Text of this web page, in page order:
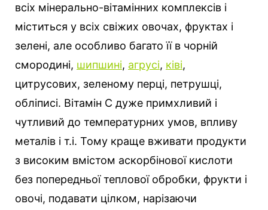
всіх мінерально-вітамінних комплексів і
міститься у всіх свіжих овочах, фруктах і
зелені, але особливо багато її в чорній
смородині, шипшині, агрусі, ківі,
цитрусових, зеленому перці, петрушці,
обліписі. Вітамін С дуже примхливий і
чутливий до температурних умов, впливу
металів і т.і. Тому краще вживати продукти
з високим вмістом аскорбінової кислоти
без попередньої теплової обробки, фрукти і
овочі, подавати цілком, нарізаючи